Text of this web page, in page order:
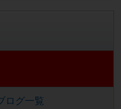
ログ一覧